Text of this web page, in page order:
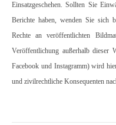
Einsatzgeschehen. Sollten Sie
Berichte haben, wenden Sie sich
Rechte an veröffentlichten
Veröffentlichung außerhalb dieser
Facebook und Instagramm) wird
und zivilrechtliche Konsequenten